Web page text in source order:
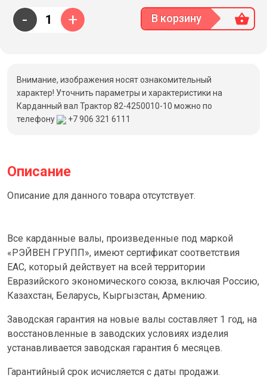
- + В корзину
Внимание, изображения носят ознакомительный
характер! Уточнить параметры и характеристики на
Карданный вал Трактор 82-4250010-10 можно по
телефону
+7 906 321 6111
Описание
Описание для данного товара отсутствует.
Все карданные валы, произведенные под маркой
«РЭЙВЕН ГРУПП», имеют сертификат соответствия
ЕАС, который действует на всей территории
Евразийского экономического союза, включая Россию,
Казахстан, Беларусь, Кыргызстан, Армению.
Заводская гарантия на новые валы составляет 1 год, на
восстановленные в заводских условиях изделия
устанавливается заводская гарантия 6 месяцев.
Гарантийный срок исчисляется с даты продажи.